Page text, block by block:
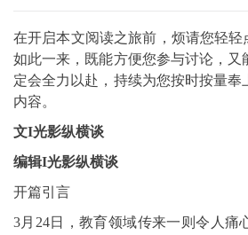
在开启本文阅读之旅前，烦请您轻轻
如此一来，既能方便您参与讨论，又
定会全力以赴，持续为您按时按量奉
内容。
文I光影纵横谈
编辑I光影纵横谈
开篇引言
3月24日，教育领域传来一则令人痛